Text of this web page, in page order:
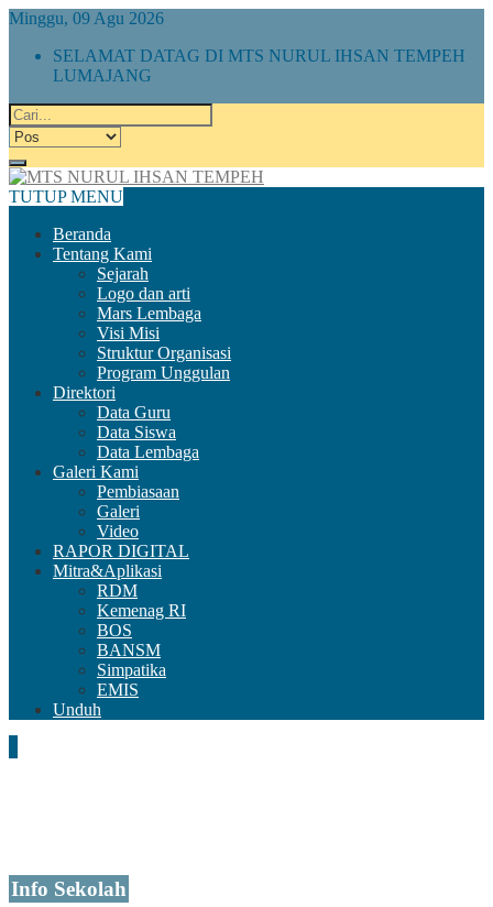
Minggu, 09 Agu 2026
SELAMAT DATAG DI MTS NURUL IHSAN TEMPEH
LUMAJANG
TUTUP MENU
Beranda
Tentang Kami
Sejarah
Logo dan arti
Mars Lembaga
Visi Misi
Struktur Organisasi
Program Unggulan
Direktori
Data Guru
Data Siswa
Data Lembaga
Galeri Kami
Pembiasaan
Galeri
Video
RAPOR DIGITAL
Mitra&Aplikasi
RDM
Kemenag RI
BOS
BANSM
Simpatika
EMIS
Unduh
Info Sekolah